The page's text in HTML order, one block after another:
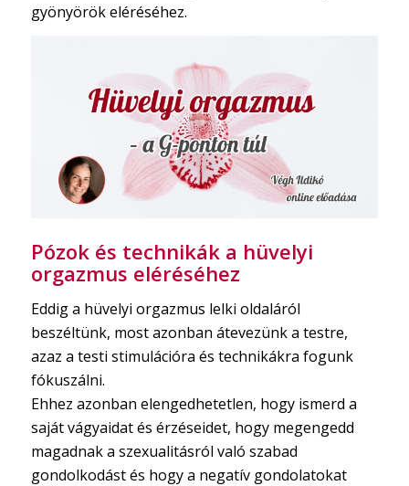
gyönyörök eléréséhez.
Pózok és technikák a hüvelyi
orgazmus eléréséhez
Eddig a hüvelyi orgazmus lelki oldaláról
beszéltünk, most azonban átevezünk a testre,
azaz a testi stimulációra és technikákra fogunk
fókuszálni.
Ehhez azonban elengedhetetlen, hogy ismerd a
saját vágyaidat és érzéseidet, hogy megengedd
magadnak a szexualitásról való szabad
gondolkodást és hogy a negatív gondolatokat